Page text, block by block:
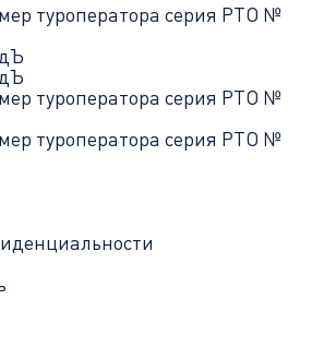
туроператора серия РТО №
туроператора серия РТО №
туроператора серия РТО №